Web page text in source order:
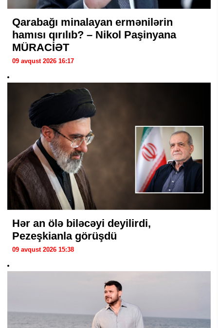
Qarabağı minalayan ermənilərin
hamısı qırılıb? – Nikol Paşinyana
MÜRACİƏT
09 avqust 2026 16:17
Hər an ölə biləcəyi deyilirdi,
Pezeşkianla görüşdü
09 avqust 2026 15:38